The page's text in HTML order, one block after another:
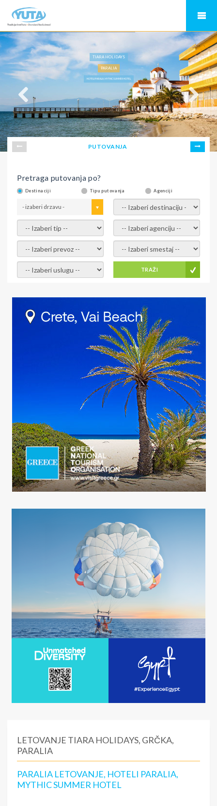
TIARA HOLIDAYS
PARALIA
HOTELI PARALIA, MYTHIC SUMMER HOTEL
PUTOVANJA
Pretraga putovanja po?
Destinaciji Tipu putovanja Agenciji
- izaberi drzavu - - izaberi destinaciju -
- izaberi tip - - izaberi agenciju -
- izaberi prevoz - - Izaberite smestaj -
- Izaberite uslugu - TRAŽI
LETOVANJE TIARA HOLIDAYS, GRČKA,
PARALIA
PARALIA LETOVANJE, HOTELI PARALIA,
MYTHIC SUMMER HOTEL